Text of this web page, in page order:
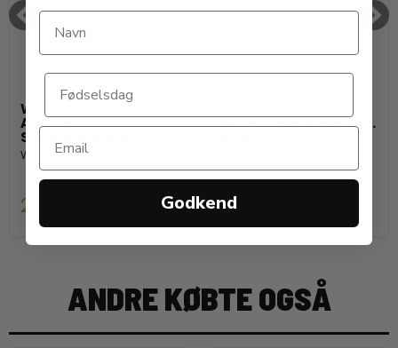
WALDHAUSEN
ANCONA
Sadelunderlag. Hvid
Waldhausen
249,00 DKK
WALDHAUSEN FELIX
GLAM Sadelunderlag.
239,00 DKK
ANDRE KØBTE OGSÅ
Godkend